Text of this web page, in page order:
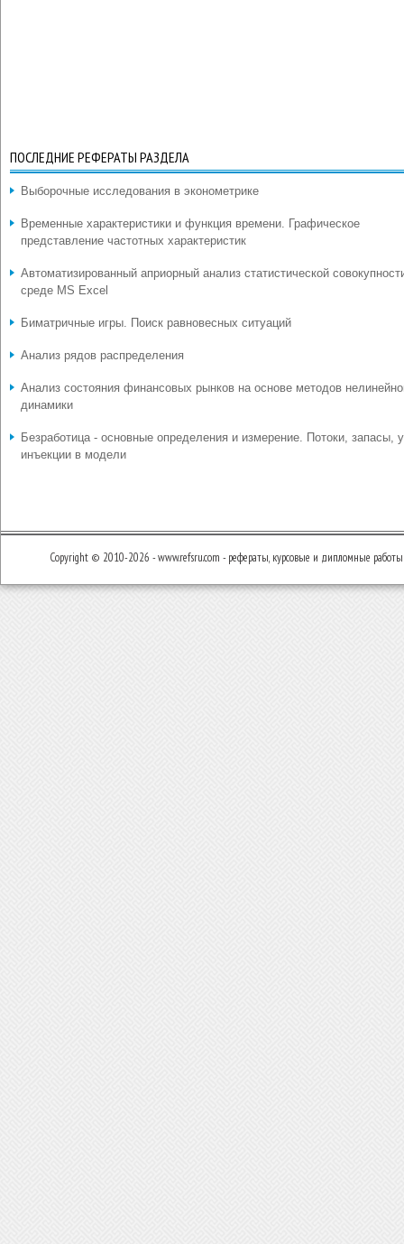
ПОСЛЕДНИЕ РЕФЕРАТЫ РАЗДЕЛА
Выборочные исследования в эконометрике
Временные характеристики и функция времени. Графическое
представление частотных характеристик
Автоматизированный априорный анализ статистической
среде MS Excel
Биматричные игры. Поиск равновесных ситуаций
Анализ рядов распределения
Анализ состояния финансовых рынков на основе методов
динамики
Безработица - основные определения и измерение. Потоки, запасы,
инъекции в модели
Copyright © 2010-2026 - www.refsru.com - рефераты, курсовые и дипломные работы